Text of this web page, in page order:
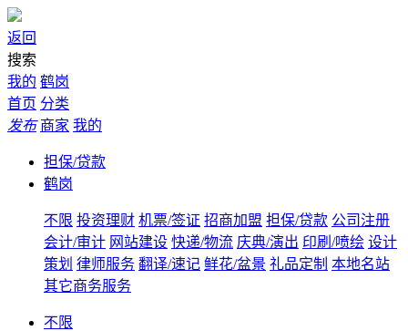
返回
搜索
我的 鹤岗
首页 分类
发布 商家 我的
担保/贷款
鹤岗
不限 投资理财 机票/签证 招商加盟 担保/贷款 公司注册
会计/审计 网站建设 快递/物流 庆典/演出 印刷/喷绘 设计
策划 律师服务 翻译/速记 鲜花/盆景 礼品定制 本地名站
其它商务服务
不限